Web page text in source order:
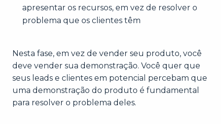
apresentar os recursos, em vez de resolver o
problema que os clientes têm
Nesta fase, em vez de vender seu produto, você
deve vender sua demonstração. Você quer que
seus leads e clientes em potencial percebam que
uma demonstração do produto é fundamental
para resolver o problema deles.